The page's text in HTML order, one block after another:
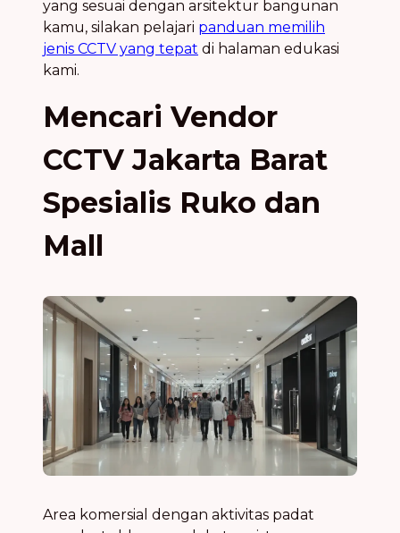
yang sesuai dengan arsitektur bangunan
kamu, silakan pelajari panduan memilih
jenis CCTV yang tepat di halaman edukasi
kami.
Mencari Vendor
CCTV Jakarta Barat
Spesialis Ruko dan
Mall
Area komersial dengan aktivitas padat